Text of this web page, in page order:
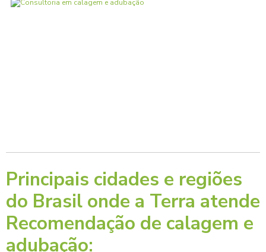
Principais cidades e regiões
do Brasil onde a Terra atende
Recomendação de calagem e
adubação: